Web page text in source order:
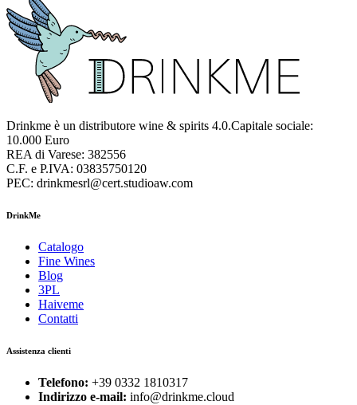
Drinkme è un distributore wine & spirits 4.0.Capitale sociale:
10.000 Euro
REA di Varese: 382556
C.F. e P.IVA: 03835750120
PEC: drinkmesrl@cert.studioaw.com
DrinkMe
Catalogo
Fine Wines
Blog
3PL
Haiveme
Contatti
Assistenza clienti
Telefono: +39 0332 1810317
Indirizzo e-mail: info@drinkme.cloud